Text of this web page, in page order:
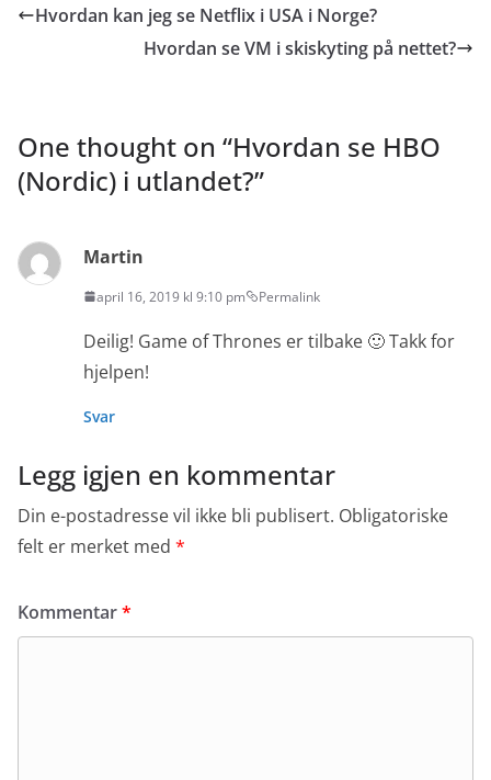
Hvordan kan jeg se Netflix i USA i Norge?
Hvordan se VM i skiskyting på nettet?
One thought on “Hvordan se HBO
(Nordic) i utlandet?”
Martin
april 16, 2019 kl 9:10 pm Permalink
Deilig! Game of Thrones er tilbake 🙂 Takk for
hjelpen!
Svar
Legg igjen en kommentar
Din e-postadresse vil ikke bli publisert. Obligatoriske
felt er merket med *
Kommentar*